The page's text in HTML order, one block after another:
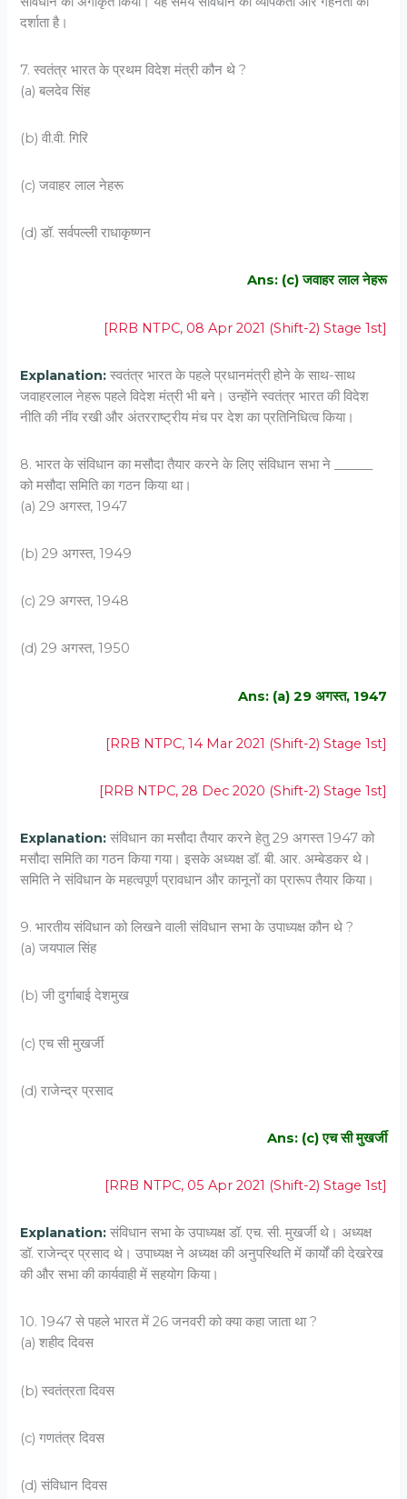
दर्शाता है।
7. स्वतंत्र भारत के प्रथम विदेश मंत्री कौन थे ?
(a) बलदेव सिंह
(b) वी.वी. गिरि
(c) जवाहर लाल नेहरू
(d) डॉ. सर्वपल्ली राधाकृष्णन
Ans: (c) जवाहर लाल नेहरू
[RRB NTPC, 08 Apr 2021 (Shift-2) Stage 1st]
Explanation:स्वतंत्र भारत के पहले प्रधानमंत्री होने के साथ-साथ
जवाहरलाल नेहरू पहले विदेश मंत्री भी बने। उन्होंने स्वतंत्र भारत की विदेश
नीति की नींव रखी और अंतरराष्ट्रीय मंच पर देश का प्रतिनिधित्व किया।
8. भारत के संविधान का मसौदा तैयार करने के लिए संविधान सभा ने ______
को मसौदा समिति का गठन किया था।
(a) 29 अगस्त, 1947
(b) 29 अगस्त, 1949
(c) 29 अगस्त, 1948
(d) 29 अगस्त, 1950
Ans: (a) 29 अगस्त, 1947
[RRB NTPC, 14 Mar 2021 (Shift-2) Stage 1st]
[RRB NTPC, 28 Dec 2020 (Shift-2) Stage 1st]
Explanation: संविधान का मसौदा तैयार करने हेतु 29 अगस्त 1947 को
मसौदा समिति का गठन किया गया। इसके अध्यक्ष डॉ. बी. आर. अम्बेडकर थे।
समिति ने संविधान के महत्वपूर्ण प्रावधान और कानूनों का प्रारूप तैयार किया।
9. भारतीय संविधान को लिखने वाली संविधान सभा के उपाध्यक्ष कौन थे ?
(a) जयपाल सिंह
(b) जी दुर्गाबाई देशमुख
(c) एच सी मुखर्जी
(d) राजेन्द्र प्रसाद
Ans: (c) एच सी मुखर्जी
[RRB NTPC, 05 Apr 2021 (Shift-2) Stage 1st]
Explanation:संविधान सभा के उपाध्यक्ष डॉ. एच. सी. मुखर्जी थे। अध्यक्ष
डॉ. राजेन्द्र प्रसाद थे। उपाध्यक्ष ने अध्यक्ष की अनुपस्थिति में कार्यों की देखरेख
की और सभा की कार्यवाही में सहयोग किया।
10. 1947 से पहले भारत में 26 जनवरी को क्या कहा जाता था ?
(a) शहीद दिवस
(b) स्वतंत्रता दिवस
(c) गणतंत्र दिवस
(d) संविधान दिवस